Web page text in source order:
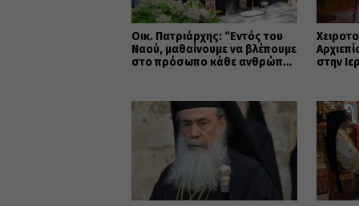
Οικ. Πατριάρχης: “Εντός του
Ναού, μαθαίνουμε να βλέπουμε
στο πρόσωπο κάθε ανθρώπου
στην